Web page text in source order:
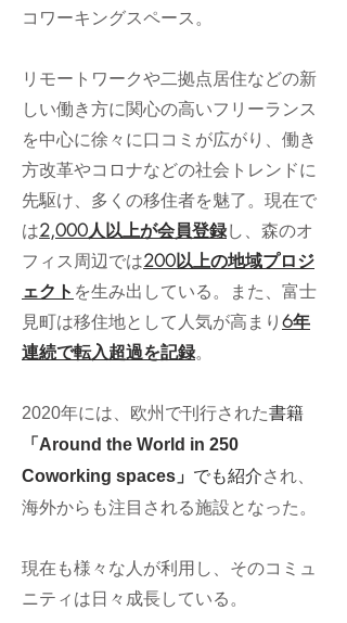
コワーキングスペース。
リモートワークや二拠点居住などの新
しい働き方に関心の高いフリーランス
を中心に徐々に口コミが広がり、働き
方改革やコロナなどの社会トレンドに
先駆け、多くの移住者を魅了。現在で
は2,000人以上が会員登録し、森のオ
フィス周辺では200以上の地域プロジ
ェクト を生み出している。また、富士
見町は移住地として人気が高まり6年
連続で転入超過を記録。
2020年には、欧州で刊行された書籍
「Around the World in 250
Coworking spaces 」 でも紹介され、
海外からも注目される施設となった。
現在も様々な人が利用し、そのコミュ
ニティは日々成長している。